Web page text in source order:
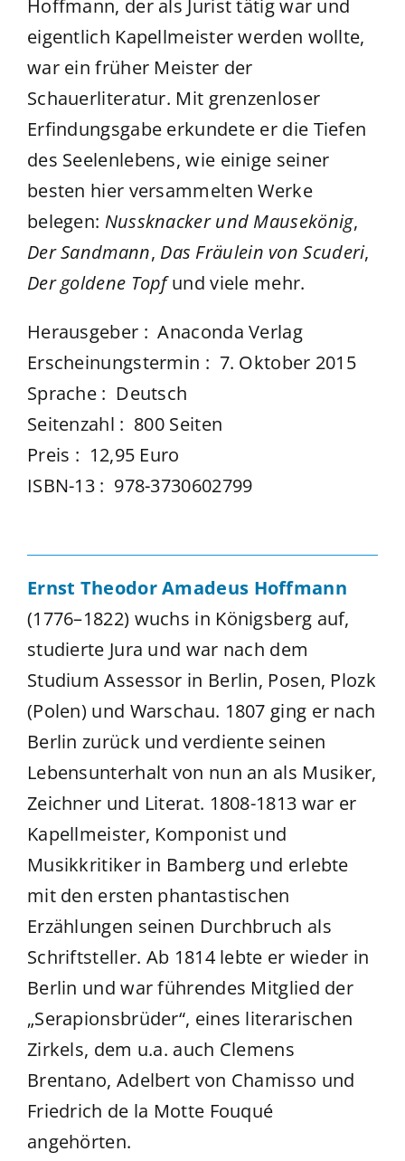
Hoffmann, der als Jurist tätig war und
eigentlich Kapellmeister werden wollte,
war ein früher Meister der
Schauerliteratur. Mit grenzenloser
Erfindungsgabe erkundete er die Tiefen
des Seelenlebens, wie einige seiner
besten hier versammelten Werke
belegen: Nussknacker und Mausekönig,
Der Sandmann, Das Fräulein von Scuderi,
Der goldene Topfund viele mehr.
Herausgeber ‏: ‎ Anaconda Verlag
Erscheinungstermin ‏: ‎ 7. Oktober 2015
Sprache ‏: ‎ Deutsch
Seitenzahl ‏: ‎ 800 Seiten
Preis ‏: ‎ 12,95 Euro
ISBN-13 ‏: ‎ 978-3730602799
Ernst Theodor Amadeus Hoffmann
(1776–1822) wuchs in Königsberg auf,
studierte Jura und war nach dem
Studium Assessor in Berlin, Posen, Plozk
(Polen) und Warschau. 1807 ging er nach
Berlin zurück und verdiente seinen
Lebensunterhalt von nun an als Musiker,
Zeichner und Literat. 1808-1813 war er
Kapellmeister, Komponist und
Musikkritiker in Bamberg und erlebte
mit den ersten phantastischen
Erzählungen seinen Durchbruch als
Schriftsteller. Ab 1814 lebte er wieder in
Berlin und war führendes Mitglied der
„Serapionsbrüder“, eines literarischen
Zirkels, dem u.a. auch Clemens
Brentano, Adelbert von Chamisso und
Friedrich de la Motte Fouqué
angehörten.